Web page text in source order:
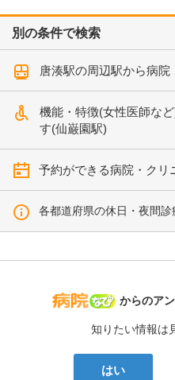
別の条件で検索
唐湊駅の周辺駅から病
機能・特徴(女性医師な
す(仙巌園駅)
予約ができる病院・クリ
各都道府県の休日・夜間
病院なび
からのア
知りたい情報は
はい